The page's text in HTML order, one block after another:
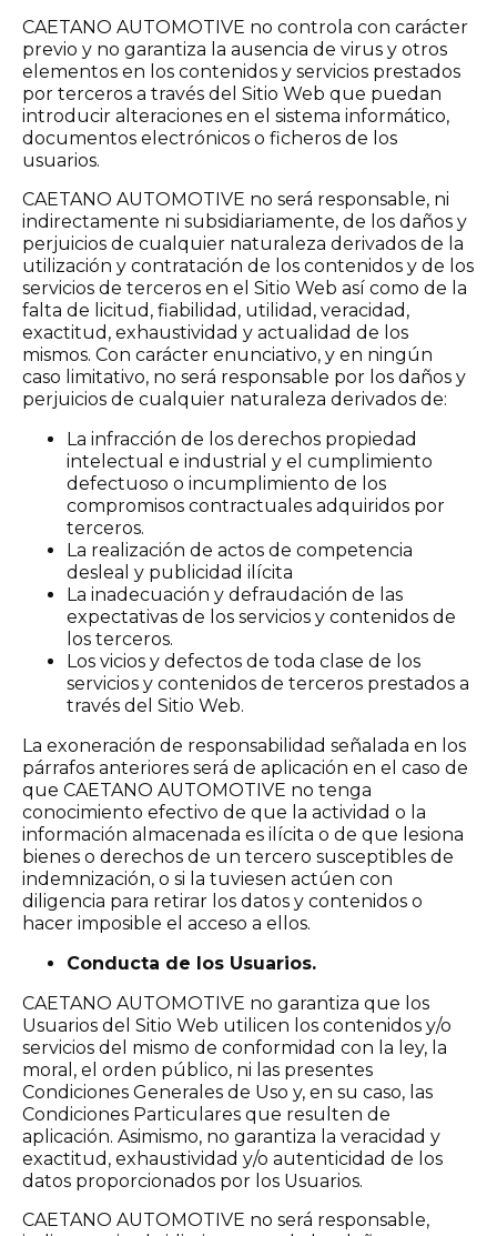
CAETANO AUTOMOTIVE no controla con carácter
previo y no garantiza la ausencia de virus y otros
elementos en los contenidos y servicios prestados
por terceros a través del Sitio Web que puedan
introducir alteraciones en el sistema informático,
documentos electrónicos o ficheros de los
usuarios.
CAETANO AUTOMOTIVE no será responsable, ni
indirectamente ni subsidiariamente, de los daños y
perjuicios de cualquier naturaleza derivados de la
utilización y contratación de los contenidos y de los
servicios de terceros en el Sitio Web así como de la
falta de licitud, fiabilidad, utilidad, veracidad,
exactitud, exhaustividad y actualidad de los
mismos. Con carácter enunciativo, y en ningún
caso limitativo, no será responsable por los daños y
perjuicios de cualquier naturaleza derivados de:
La infracción de los derechos propiedad
intelectual e industrial y el cumplimiento
defectuoso o incumplimiento de los
compromisos contractuales adquiridos por
terceros.
La realización de actos de competencia
desleal y publicidad ilícita
La inadecuación y defraudación de las
expectativas de los servicios y contenidos de
los terceros.
Los vicios y defectos de toda clase de los
servicios y contenidos de terceros prestados a
través del Sitio Web.
La exoneración de responsabilidad señalada en los
párrafos anteriores será de aplicación en el caso de
que CAETANO AUTOMOTIVE no tenga
conocimiento efectivo de que la actividad o la
información almacenada es ilícita o de que lesiona
bienes o derechos de un tercero susceptibles de
indemnización, o si la tuviesen actúen con
diligencia para retirar los datos y contenidos o
hacer imposible el acceso a ellos.
Conducta de los Usuarios.
CAETANO AUTOMOTIVE no garantiza que los
Usuarios del Sitio Web utilicen los contenidos y/o
servicios del mismo de conformidad con la ley, la
moral, el orden público, ni las presentes
Condiciones Generales de Uso y, en su caso, las
Condiciones Particulares que resulten de
aplicación. Asimismo, no garantiza la veracidad y
exactitud, exhaustividad y/o autenticidad de los
datos proporcionados por los Usuarios.
CAETANO AUTOMOTIVE no será responsable,